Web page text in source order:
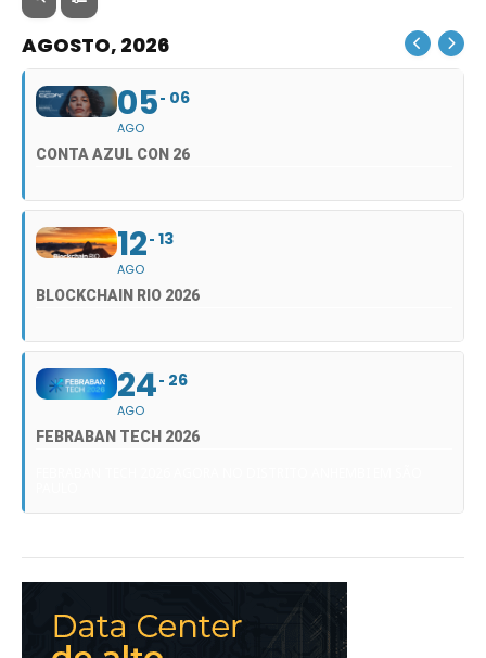
AGOSTO, 2026
05
AGO
06
CONTA AZUL CON 26
12
AGO
13
BLOCKCHAIN RIO 2026
24
AGO
26
FEBRABAN TECH 2026